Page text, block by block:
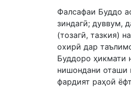
Фалсафаи Буддо
зиндагӣ; дуввум,
(тозагӣ, тазкия)
охирӣ дар
Буддоро ҳикмати
нишондани оташи
фардият раҳоӣ